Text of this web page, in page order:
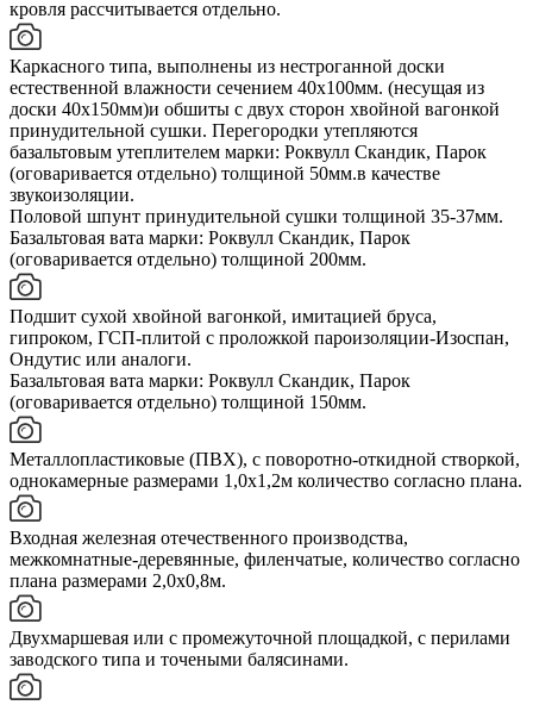
кровля рассчитывается отдельно.
Каркасного типа, выполнены из нестроганной доски
естественной влажности сечением 40х100мм. (несущая из
доски 40х150мм)и обшиты с двух сторон хвойной вагонкой
принудительной сушки. Перегородки утепляются
базальтовым утеплителем марки: Роквулл Скандик, Парок
(оговаривается отдельно) толщиной 50мм.в качестве
звукоизоляции.
Половой шпунт принудительной сушки толщиной 35-37мм.
Базальтовая вата марки: Роквулл Скандик, Парок
(оговаривается отдельно) толщиной 200мм.
Подшит сухой хвойной вагонкой, имитацией бруса,
гипроком, ГСП-плитой с проложкой пароизоляции-Изоспан,
Ондутис или аналоги.
Базальтовая вата марки: Роквулл Скандик, Парок
(оговаривается отдельно) толщиной 150мм.
Металлопластиковые (ПВХ), с поворотно-откидной створкой,
однокамерные размерами 1,0х1,2м количество согласно плана.
Входная железная отечественного производства,
межкомнатные-деревянные, филенчатые, количество согласно
плана размерами 2,0х0,8м.
Двухмаршевая или с промежуточной площадкой, с перилами
заводского типа и точеными балясинами.